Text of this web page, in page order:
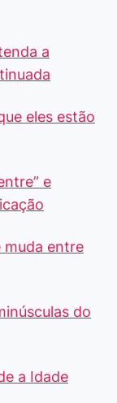
a
eles estão
e
muda entre
do
a Idade